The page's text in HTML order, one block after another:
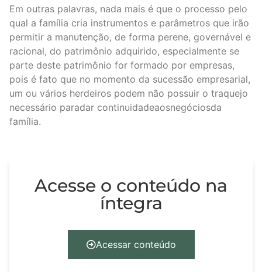
Em outras palavras, nada mais é que o processo pelo
qual a família cria instrumentos e parâmetros que irão
permitir a manutenção, de forma perene, governável e
racional, do patrimônio adquirido, especialmente se
parte deste patrimônio for formado por empresas,
pois é fato que no momento da sucessão empresarial,
um ou vários herdeiros podem não possuir o traquejo
necessário paradar continuidadeaosnegóciosda
família.
Acesse o conteúdo na
íntegra
Acessar conteúdo